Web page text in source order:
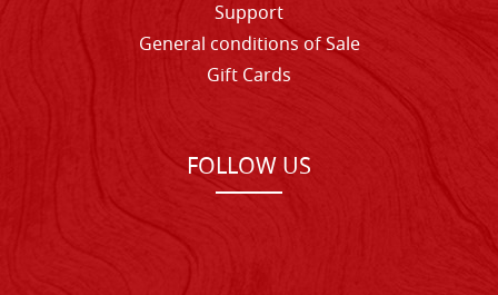
Support
General conditions of Sale
Gift Cards
FOLLOW US